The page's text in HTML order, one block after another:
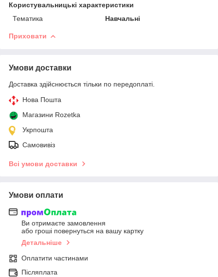
Користувальницькі характеристики
Тематика
Навчальні
Приховати
Умови доставки
Доставка здійснюється тільки по передоплаті.
Нова Пошта
Магазини Rozetka
Укрпошта
Самовивіз
Всі умови доставки
Умови оплати
Ви отримаєте замовлення
або гроші повернуться на вашу картку
Детальніше
Оплатити частинами
Післяплата